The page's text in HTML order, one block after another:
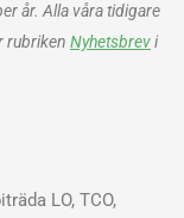
år. Alla våra tidigare
rubriken Nyhetsbrevi
LO, TCO,